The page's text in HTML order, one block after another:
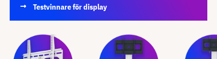
Testvinnare för display